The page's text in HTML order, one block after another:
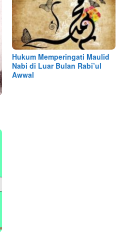
Hukum Memperingati Maulid
Nabi di Luar Bulan Rabi’ul
Awwal